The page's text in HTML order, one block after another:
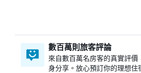
數百萬則旅客評論
來自數百萬名房客的真實評
身分享。放心預訂你的理想住